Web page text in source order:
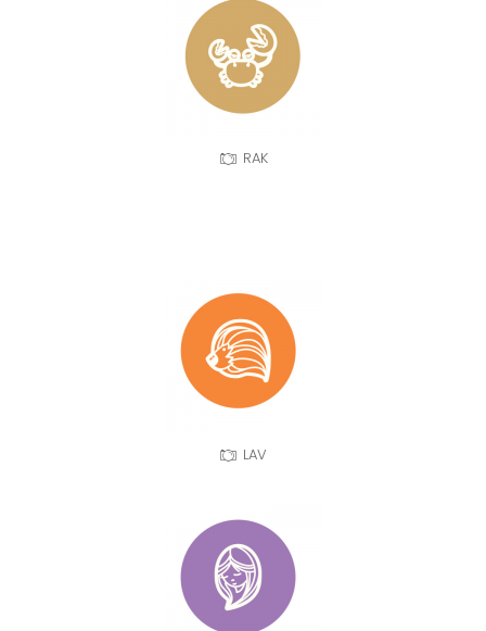
RAK
LAV